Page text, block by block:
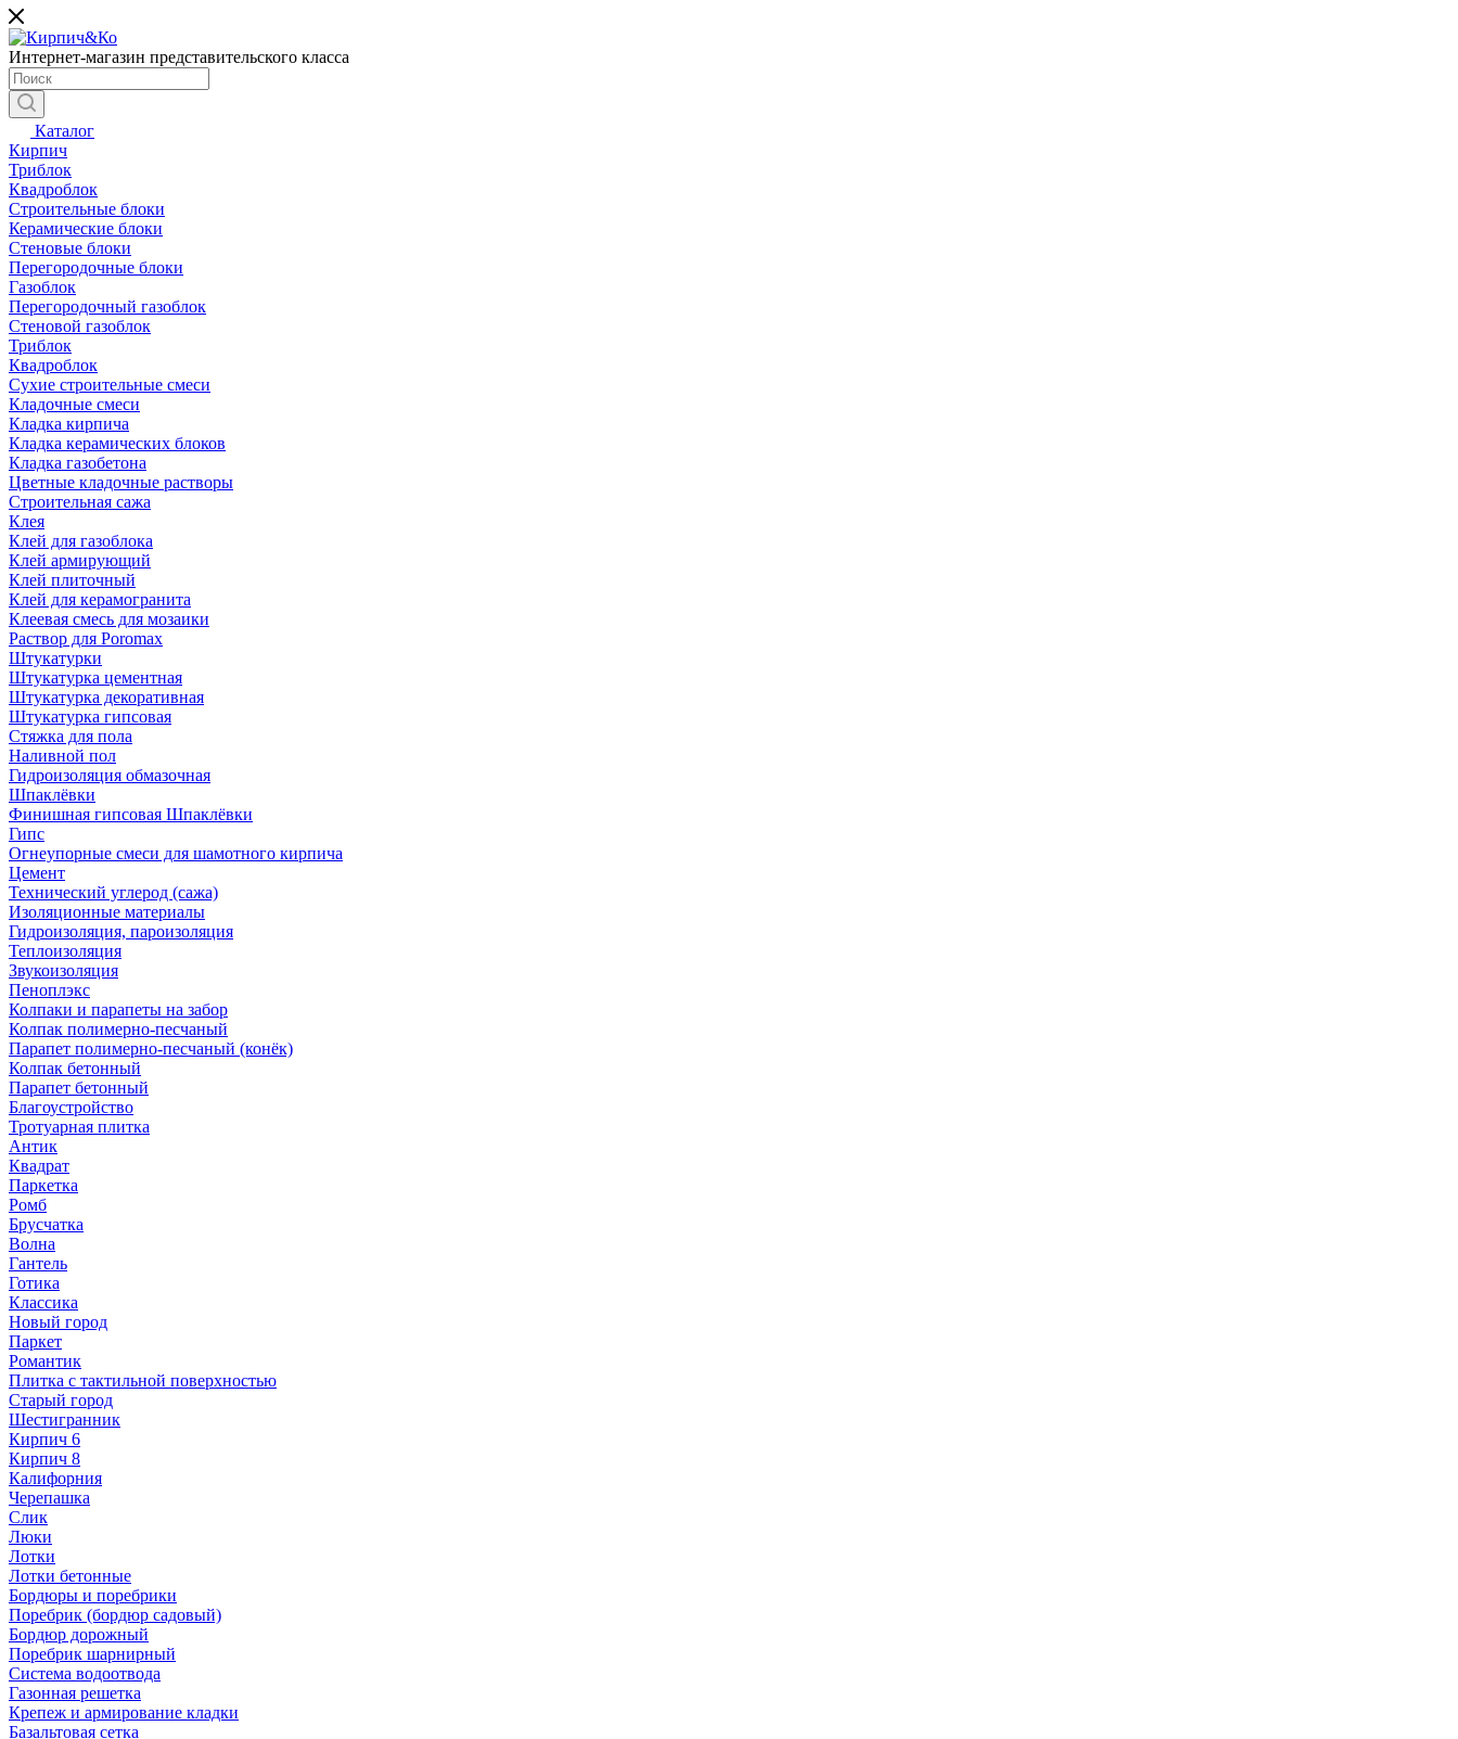
Интернет-магазин представительского класса
Каталог
Кирпич
Триблок
Квадроблок
Строительные блоки
Керамические блоки
Стеновые блоки
Перегородочные блоки
Газоблок
Перегородочный газоблок
Стеновой газоблок
Триблок
Квадроблок
Сухие строительные смеси
Кладочные смеси
Кладка кирпича
Кладка керамических блоков
Кладка газобетона
Цветные кладочные растворы
Строительная сажа
Клея
Клей для газоблока
Клей армирующий
Клей плиточный
Клей для керамогранита
Клеевая смесь для мозаики
Раствор для Poromax
Штукатурки
Штукатурка цементная
Штукатурка декоративная
Штукатурка гипсовая
Стяжка для пола
Наливной пол
Гидроизоляция обмазочная
Шпаклёвки
Финишная гипсовая Шпаклёвки
Гипс
Огнеупорные смеси для шамотного кирпича
Цемент
Технический углерод (сажа)
Изоляционные материалы
Гидроизоляция, пароизоляция
Теплоизоляция
Звукоизоляция
Пеноплэкс
Колпаки и парапеты на забор
Колпак полимерно-песчаный
Парапет полимерно-песчаный (конёк)
Колпак бетонный
Парапет бетонный
Благоустройство
Тротуарная плитка
Антик
Квадрат
Паркетка
Ромб
Брусчатка
Волна
Гантель
Готика
Классика
Новый город
Паркет
Романтик
Плитка с тактильной поверхностью
Старый город
Шестигранник
Кирпич 6
Кирпич 8
Калифорния
Черепашка
Слик
Люки
Лотки
Лотки бетонные
Бордюры и поребрики
Поребрик (бордюр садовый)
Бордюр дорожный
Поребрик шарнирный
Система водоотвода
Газонная решетка
Крепеж и армирование кладки
Базальтовая сетка